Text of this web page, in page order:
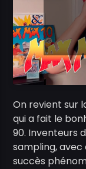
On revient sur
qui a fait le
90. Inventeurs
sampling,
succès